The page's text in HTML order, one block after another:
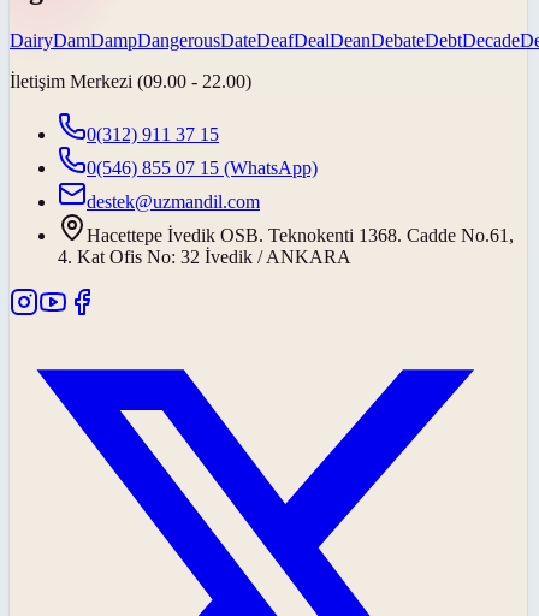
DairyDamDampDangerousDateDeafDealDeanDebateDebtDecade
İletişim Merkezi (09.00 - 22.00)
0(312) 911 37 15
0(546) 855 07 15 (WhatsApp)
destek@uzmandil.com
Hacettepe İvedik OSB. Teknokenti 1368. Cadde No.61,
4. Kat Ofis No: 32 İvedik / ANKARA